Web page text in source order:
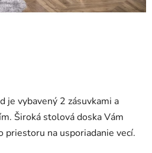
vybavený 2 zásuvkami a
Široká stolová doska Vám
priestoru na usporiadanie vecí.